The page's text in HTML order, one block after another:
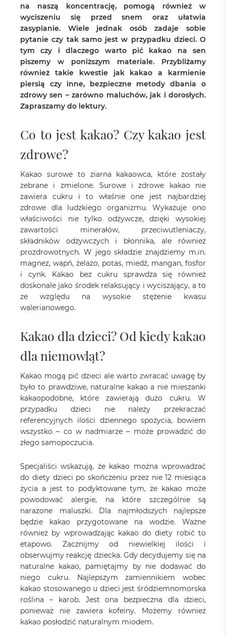
na naszą koncentrację, pomogą również w
wyciszeniu się przed snem oraz ułatwia
zasypianie. Wiele jednak osób zadaje sobie
pytanie czy tak samo jest w przypadku dzieci. O
tym czy i dlaczego warto pić kakao na sen
piszemy w poniższym materiale. Przybliżamy
również takie kwestie jak kakao a karmienie
piersią czy inne, bezpieczne metody dbania o
zdrowy sen – zarówno maluchów, jak i dorosłych.
Zapraszamy do lektury.
Co to jest kakao? Czy kakao jest
zdrowe?
Kakao surowe to ziarna kakaowca, które zostały
zebrane i zmielone. Surowe i zdrowe kakao nie
zawiera cukru i to właśnie one jest najbardziej
zdrowe dla ludzkiego organizmu. Wykazuje ono
właściwości nie tylko odżywcze, dzięki wysokiej
zawartości minerałów, przeciwutleniaczy,
składników odżywczych i błonnika, ale również
prozdrowotnych. W jego składzie znajdziemy m.in.
magnez, wapń, żelazo, potas, miedź, mangan, fosfor
i cynk. Kakao bez cukru sprawdza się również
doskonale jako środek relaksujący i wyciszający, a to
ze względu na wysokie stężenie kwasu
walerianowego.
Kakao dla dzieci? Od kiedy kakao
dla niemowląt?
Kakao mogą pić dzieci ale warto zwracać uwagę by
było to prawdziwe, naturalne kakao a nie mieszanki
kakaopodobne, które zawierają dużo cukru. W
przypadku dzieci nie należy przekraczać
referencyjnych ilości dziennego spożycia, bowiem
wszystko – co w nadmiarze – może prowadzić do
złego samopoczucia.
Specjaliści wskazują, że kakao można wprowadzać
do diety dzieci po skończeniu przez nie 12 miesiąca
życia a jest to podyktowane tym, że kakao może
powodować alergie, na które szczególnie są
narażone maluszki. Dla najmłodszych najlepsze
będzie kakao przygotowane na wodzie. Ważne
również by wprowadzając kakao do diety robić to
etapowo. Zacznijmy od niewielkiej ilości i
obserwujmy reakcję dziecka. Gdy decydujemy się na
naturalne kakao, pamiętajmy by nie dodawać do
niego cukru. Najlepszym zamiennikiem wobec
kakao stosowanego u dzieci jest śródziemnomorska
roślina – karob. Jest ona bezpieczna dla dzieci,
ponieważ nie zawiera kofeiny. Możemy również
kakao posłodzić naturalnym miodem.